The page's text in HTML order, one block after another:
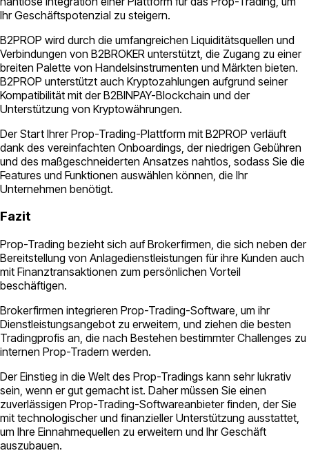
Ihr Geschäftspotenzial zu steigern.
B2PROP wird durch die umfangreichen Liquiditätsquellen und
Verbindungen von B2BROKER unterstützt, die Zugang zu einer
breiten Palette von Handelsinstrumenten und Märkten bieten.
B2PROP unterstützt auch Kryptozahlungen aufgrund seiner
Kompatibilität mit der B2BINPAY-Blockchain und der
Unterstützung von Kryptowährungen.
Der Start Ihrer Prop-Trading-Plattform mit B2PROP verläuft
dank des vereinfachten Onboardings, der niedrigen Gebühren
und des maßgeschneiderten Ansatzes nahtlos, sodass Sie die
Features und Funktionen auswählen können, die Ihr
Unternehmen benötigt.
Fazit
Prop-Trading bezieht sich auf Brokerfirmen, die sich neben der
Bereitstellung von Anlagedienstleistungen für ihre Kunden auch
mit Finanztransaktionen zum persönlichen Vorteil
beschäftigen.
Brokerfirmen integrieren Prop-Trading-Software, um ihr
Dienstleistungsangebot zu erweitern, und ziehen die besten
Tradingprofis an, die nach Bestehen bestimmter Challenges zu
internen Prop-Tradern werden.
Der Einstieg in die Welt des Prop-Tradings kann sehr lukrativ
sein, wenn er gut gemacht ist. Daher müssen Sie einen
zuverlässigen Prop-Trading-Softwareanbieter finden, der Sie
mit technologischer und finanzieller Unterstützung ausstattet,
um Ihre Einnahmequellen zu erweitern und Ihr Geschäft
auszubauen.